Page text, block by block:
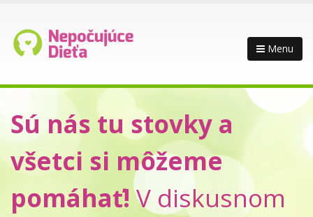
Menu
Sú nás tu stovky a
všetci si môžeme
pomáhať!V diskusnom